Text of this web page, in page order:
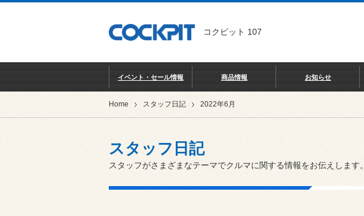
コクピット 107
イベント・セール情報 商品情報 お知らせ
Home スタッフ日記 2022年6月
スタッフ日記
スタッフがさまざまなテーマでクルマに関する情報をお伝えします。